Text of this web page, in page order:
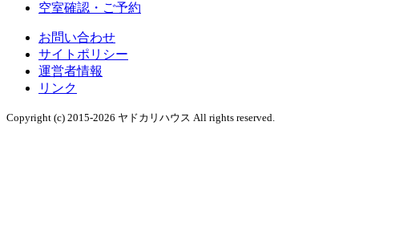
空室確認・ご予約
お問い合わせ
サイトポリシー
運営者情報
リンク
Copyright (c) 2015-2026 ヤドカリハウス All rights reserved.